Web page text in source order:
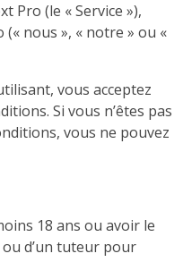
Pro (le « Service »),
nous », « notre » ou «
vous acceptez
Si vous n’êtes pas
vous ne pouvez
18 ans ou avoir le
d’un tuteur pour